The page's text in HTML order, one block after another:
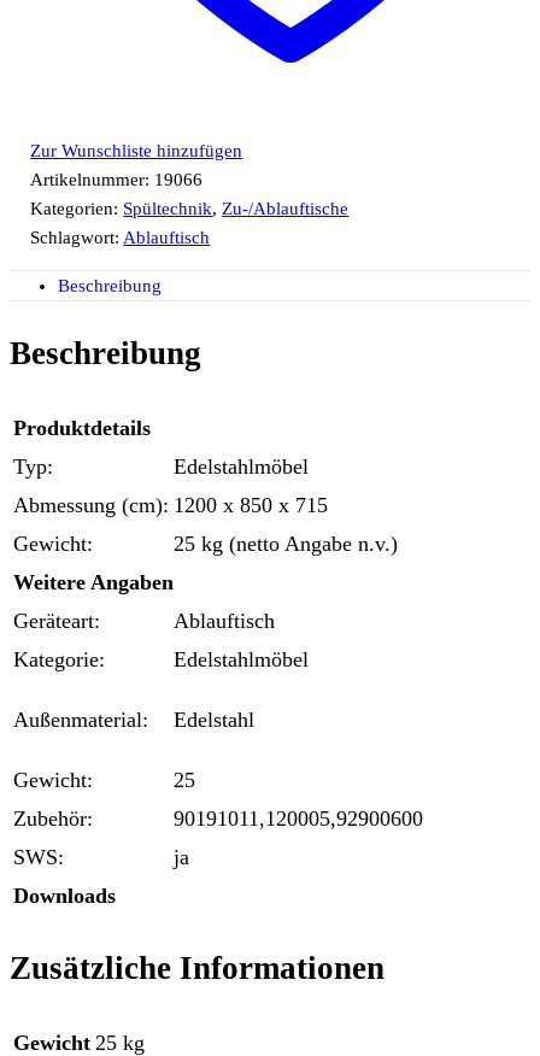
Zur Wunschliste hinzufügen
Artikelnummer: 19066
Kategorien: Spültechnik, Zu-/Ablauftische
Schlagwort: Ablauftisch
Beschreibung
Beschreibung
Produktdetails
Typ:
Edelstahlmöbel
Abmessung (cm): 1200 x 850 x 715
Gewicht:
25 kg (netto Angabe n.v.)
Weitere Angaben
Geräteart:
Ablauftisch
Kategorie:
Edelstahlmöbel
Außenmaterial: Edelstahl
Gewicht:
25
Zubehör:
90191011,120005,92900600
SWS:
ja
Downloads
Zusätzliche Informationen
Gewicht 25 kg